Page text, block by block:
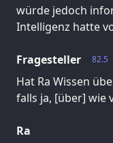
würde jedoch
Intelligenz hatte
82.5
Fragesteller
Hat Ra Wissen
falls ja, [über] wie
Ra